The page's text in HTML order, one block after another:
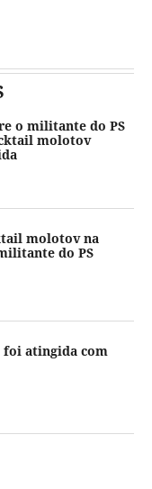
o militante do PS
molotov
molotov na
do PS
foi atingida com